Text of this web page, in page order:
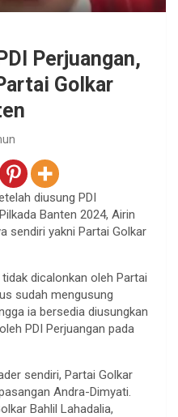
Perjuangan,
Golkar
diusung PDI
Banten 2024, Airin
sendiri yakni Partai Golkar
dicalonkan oleh Partai
sudah mengusung
ia bersedia diusungkan
PDI Perjuangan pada
sendiri, Partai Golkar
Andra-Dimyati.
Bahlil Lahadalia,